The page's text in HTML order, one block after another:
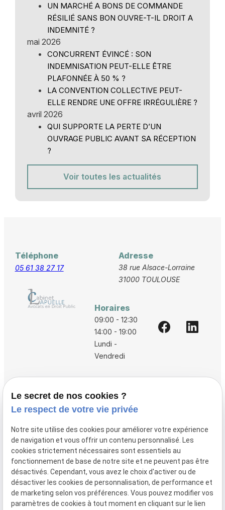
UN MARCHÉ A BONS DE COMMANDE
RÉSILIÉ SANS BON OUVRE-T-IL DROIT A
INDEMNITÉ ?
mai 2026
CONCURRENT ÉVINCÉ : SON
INDEMNISATION PEUT-ELLE ÊTRE
PLAFONNÉE À 50 % ?
LA CONVENTION COLLECTIVE PEUT-
ELLE RENDRE UNE OFFRE IRRÉGULIÈRE ?
avril 2026
QUI SUPPORTE LA PERTE D’UN
OUVRAGE PUBLIC AVANT SA RÉCEPTION
?
Voir toutes les actualités
Téléphone
05 61 38 27 17
Adresse
38 rue Alsace-Lorraine
31000 TOULOUSE
Horaires
09:00 - 12:30
14:00 - 19:00
Lundi -
Vendredi
Vos avocats
Boutique
Domaines de compétences
Actualités
Contact
Le secret de nos cookies ?
Le respect de votre vie privée
Notre site utilise des cookies pour améliorer votre expérience
de navigation et vous offrir un contenu personnalisé. Les
cookies strictement nécessaires sont essentiels au
fonctionnement de base de notre site et ne peuvent pas être
désactivés. Cependant, vous avez le choix d'activer ou de
désactiver les cookies de personnalisation, de performance et
de marketing selon vos préférences. Vous pouvez modifier vos
paramètres de cookies à tout moment en cliquant sur le lien